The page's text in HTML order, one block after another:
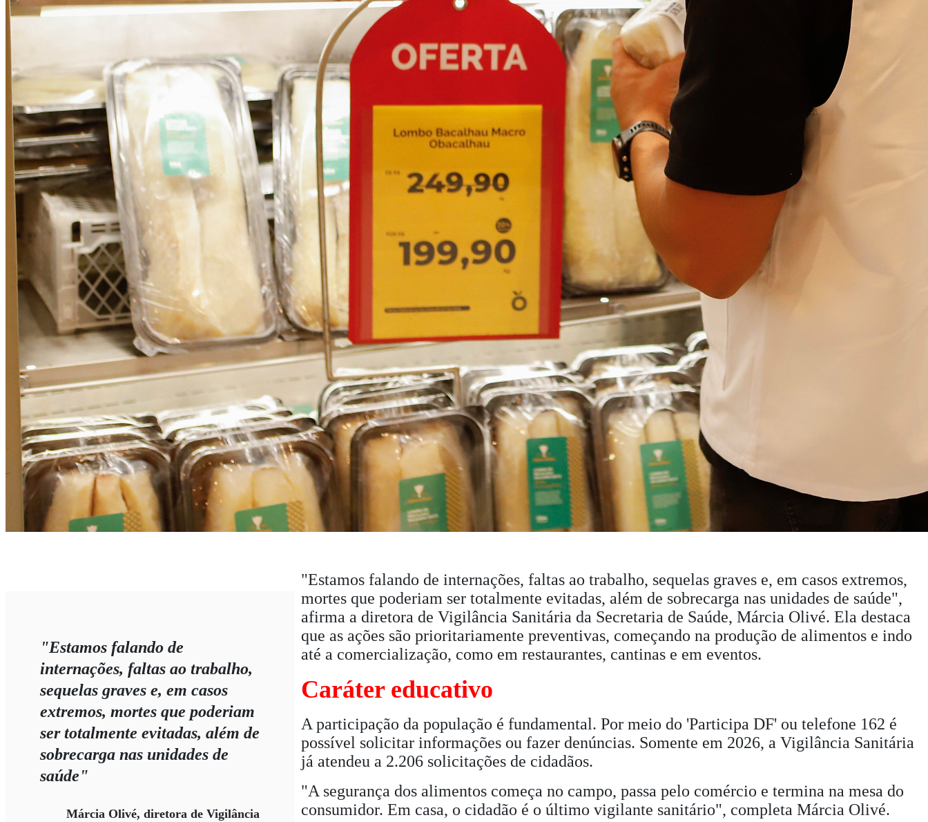
"Estamos falando de
internações, faltas ao trabalho,
sequelas graves e, em casos
extremos, mortes que poderiam
ser totalmente evitadas, além de
sobrecarga nas unidades de
saúde"
Márcia Olivé, diretora de Vigilância
"Estamos falando de internações, faltas ao trabalho, sequelas graves e, em casos extremos,
mortes que poderiam ser totalmente evitadas, além de sobrecarga nas unidades de saúde",
afirma a diretora de Vigilância Sanitária da Secretaria de Saúde, Márcia Olivé. Ela destaca
que as ações são prioritariamente preventivas, começando na produção de alimentos e indo
até a comercialização, como em restaurantes, cantinas e em eventos.
Caráter educativo
A participação da população é fundamental. Por meio do 'Participa DF' ou telefone 162 é
possível solicitar informações ou fazer denúncias. Somente em 2026, a Vigilância Sanitária
já atendeu a 2.206 solicitações de cidadãos.
"A segurança dos alimentos começa no campo, passa pelo comércio e termina na mesa do
consumidor. Em casa, o cidadão é o último vigilante sanitário", completa Márcia Olivé.